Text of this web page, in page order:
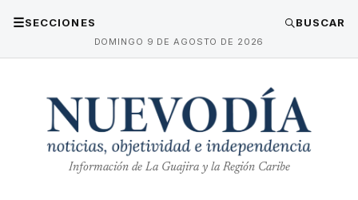
☰SECCIONES
DOMINGO 9 DE AGOSTO DE 2026
BUSCAR
Información de La Guajira y la Región Caribe